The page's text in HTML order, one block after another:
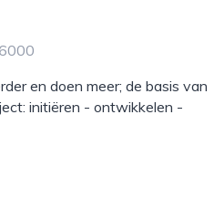
en doen meer; de basis van
initiëren - ontwikkelen -